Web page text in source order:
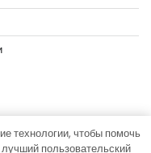
Тема News Bank
технологии, чтобы помочь
пользовательский